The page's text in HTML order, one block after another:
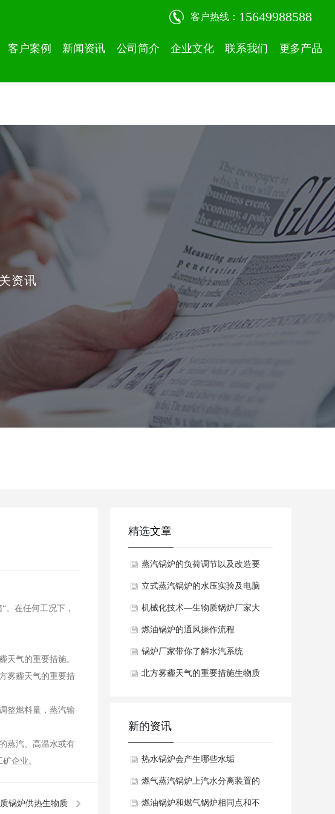
客户热线： 15649988588
客户案例 新闻资讯 公司简介 企业文化 联系我们 更多产品
资讯
在任何工况下，
气的重要措施。
雾霾天气的重要措
整燃料量，蒸汽输
蒸汽、高温水或有
企业。
锅炉供热生物质
精选文章
蒸汽锅炉的负荷调节以及改造要
立式蒸汽锅炉的水压实验及电脑
机械化技术—生物质锅炉厂家大
力推广农作物秸
燃油锅炉的通风操作流程
锅炉厂家带你了解水汽系统
北方雾霾天气的重要措施生物质
新的资讯
热水锅炉会产生哪些水垢
燃气蒸汽锅炉上汽水分离装置的
工作原理是什么呢？
燃油锅炉和燃气锅炉相同点和不